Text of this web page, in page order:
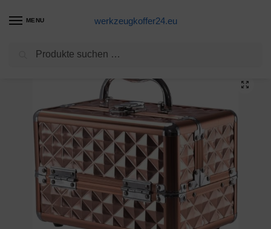
MENU werkzeugkoffer24.eu
Werkzeugkoffer Produkte